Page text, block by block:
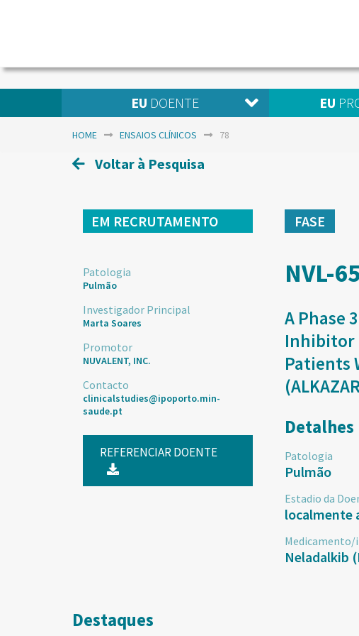
EU DOENTE EU
HOME ENSAIOS CLÍNICOS 78
Voltar à Pesquisa
EM RECRUTAMENTO
Patologia
Pulmão
Investigador Principal
Marta Soares
Promotor
NUVALENT, INC.
Contacto
clinicalstudies@ipoporto.min-
saude.pt
REFERENCIAR DOENTE
FASE
NVL-
A Phase
Inhibitor
Patients
Detalhes
Patologia
Pulmão
Estadio da
localmente
Neladalkib
Destaques